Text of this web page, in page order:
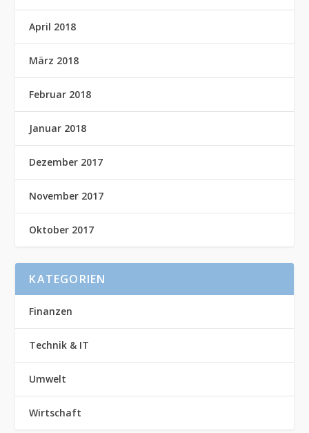
April 2018
März 2018
Februar 2018
Januar 2018
Dezember 2017
November 2017
Oktober 2017
KATEGORIEN
Finanzen
Technik & IT
Umwelt
Wirtschaft